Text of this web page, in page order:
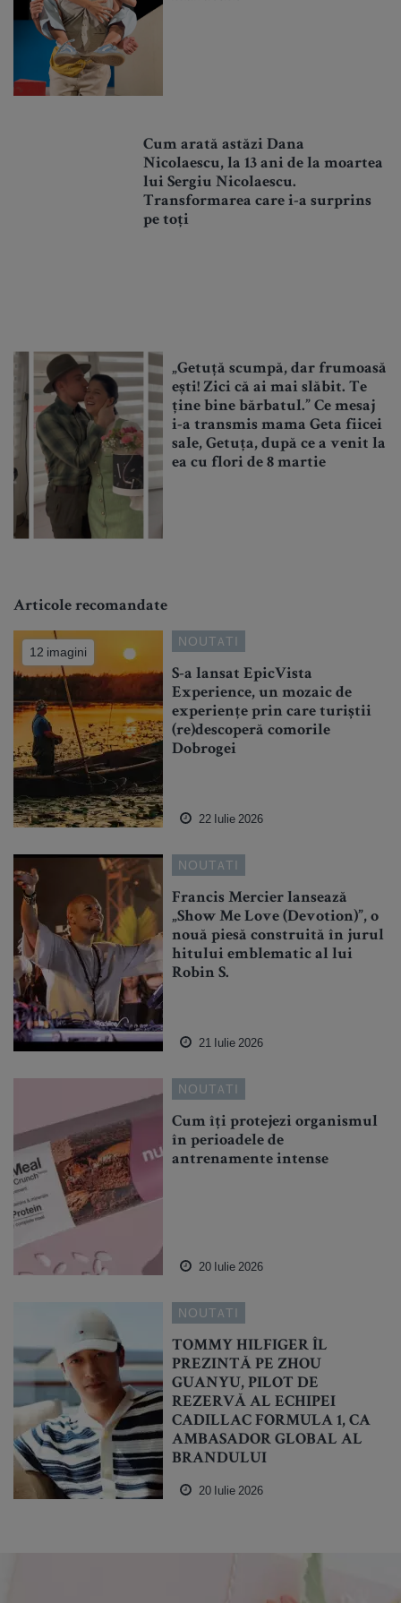
Cum arată astăzi Dana
Nicolaescu, la 13 ani de la moartea
lui Sergiu Nicolaescu.
Transformarea care i-a surprins
pe toți
„Getuță scumpă, dar frumoasă
ești! Zici că ai mai slăbit. Te
ține bine bărbatul.” Ce mesaj
i-a transmis mama Geta fiicei
sale, Getuța, după ce a venit la
ea cu flori de 8 martie
Articole recomandate
12 imagini
NOUTATI
S-a lansat EpicVista
Experience, un mozaic de
experiențe prin care turiștii
(re)descoperă comorile
Dobrogei
22 Iulie 2026
NOUTATI
Francis Mercier lansează
„Show Me Love (Devotion)”, o
nouă piesă construită în jurul
hitului emblematic al lui
Robin S.
21 Iulie 2026
NOUTATI
Cum îți protejezi organismul
în perioadele de
antrenamente intense
20 Iulie 2026
NOUTATI
TOMMY HILFIGER ÎL
PREZINTĂ PE ZHOU
GUANYU, PILOT DE
REZERVĂ AL ECHIPEI
CADILLAC FORMULA 1, CA
AMBASADOR GLOBAL AL
BRANDULUI
20 Iulie 2026